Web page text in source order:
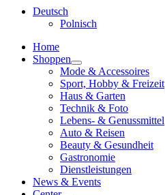
Deutsch
Polnisch
Home
Shoppen
Mode & Accessoires
Sport, Hobby & Freizeit
Haus & Garten
Technik & Foto
Lebens- & Genussmittel
Auto & Reisen
Beauty & Gesundheit
Gastronomie
Dienstleistungen
News & Events